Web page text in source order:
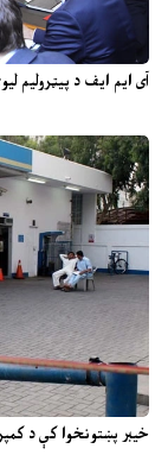
آی ایم ایف د پیټرولیم لیوي کې د ۱۸ سلنې زیاتوالي او نوو
خیبر پښتونخوا کې د